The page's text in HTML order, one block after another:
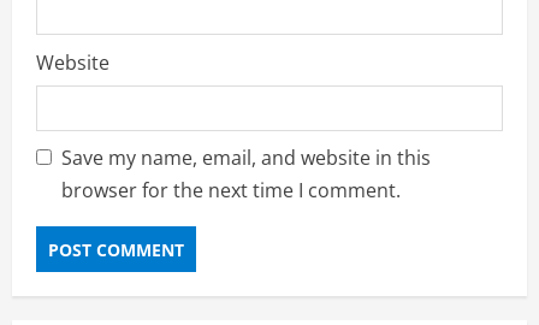
Website
Save my name, email, and website in this
browser for the next time I comment.